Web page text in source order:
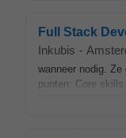
Full Stack
Inkubis -
wanneer nodig.
punten: Core